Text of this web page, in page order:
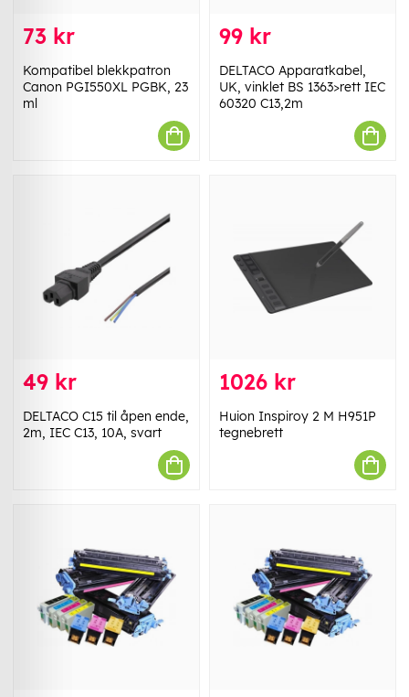
73 kr
Kompatibel blekkpatron
Canon PGI550XL PGBK, 23
ml
99 kr
DELTACO Apparatkabel,
UK, vinklet BS 1363>rett IEC
60320 C13,2m
49 kr
DELTACO C15 til åpen ende,
2m, IEC C13, 10A, svart
1026 kr
Huion Inspiroy 2 M H951P
tegnebrett